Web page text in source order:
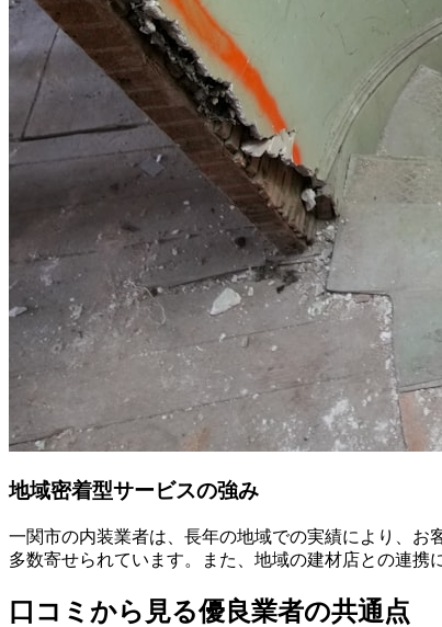
地域密着型サービスの強み
一関市の内装業者は、長年の地域での実績により、
多数寄せられています。また、地域の建材店との連携
口コミから見る優良業者の共通点